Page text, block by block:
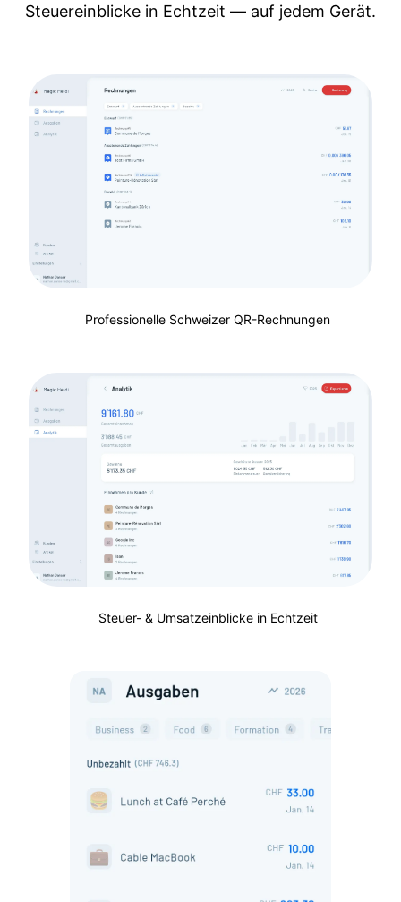
Steuereinblicke in Echtzeit — auf jedem Gerät.
Professionelle Schweizer QR-Rechnungen
Steuer- & Umsatzeinblicke in Echtzeit